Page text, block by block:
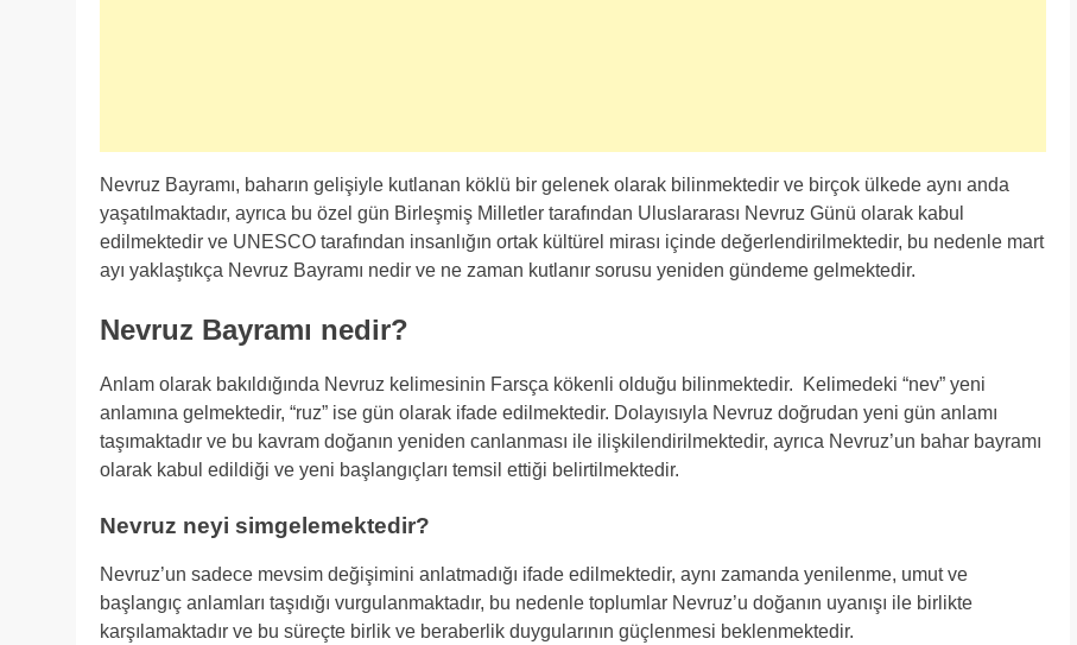
Nevruz Bayramı, baharın gelişiyle kutlanan köklü bir gelenek olarak bilinmektedir ve birçok ülkede aynı anda
yaşatılmaktadır, ayrıca bu özel gün Birleşmiş Milletler tarafından Uluslararası Nevruz Günü olarak kabul
edilmektedir ve UNESCO tarafından insanlığın ortak kültürel mirası içinde değerlendirilmektedir, bu nedenle mart
ayı yaklaştıkça Nevruz Bayramı nedir ve ne zaman kutlanır sorusu yeniden gündeme gelmektedir.
Nevruz Bayramı nedir?
Anlam olarak bakıldığında Nevruz kelimesinin Farsça kökenli olduğu bilinmektedir. Kelimedeki “nev” yeni
anlamına gelmektedir, “ruz” ise gün olarak ifade edilmektedir. Dolayısıyla Nevruz doğrudan yeni gün anlamı
taşımaktadır ve bu kavram doğanın yeniden canlanması ile ilişkilendirilmektedir, ayrıca Nevruz’un bahar bayramı
olarak kabul edildiği ve yeni başlangıçları temsil ettiği belirtilmektedir.
Nevruz neyi simgelemektedir?
Nevruz’un sadece mevsim değişimini anlatmadığı ifade edilmektedir, aynı zamanda yenilenme, umut ve
başlangıç anlamları taşıdığı vurgulanmaktadır, bu nedenle toplumlar Nevruz’u doğanın uyanışı ile birlikte
karşılamaktadır ve bu süreçte birlik ve beraberlik duygularının güçlenmesi beklenmektedir.